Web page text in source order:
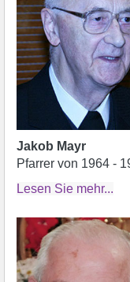
Jakob Mayr
Pfarrer von 1964 -
Lesen Sie mehr...